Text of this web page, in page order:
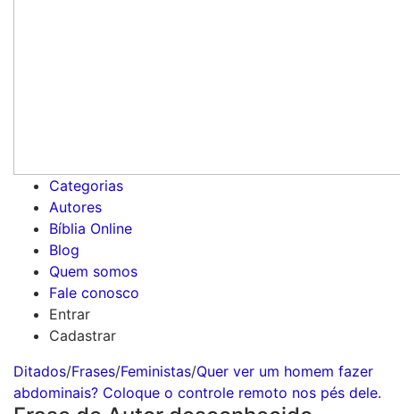
Categorias
Autores
Bíblia Online
Blog
Quem somos
Fale conosco
Entrar
Cadastrar
Ditados/Frases/Feministas/Quer ver um homem fazer
abdominais? Coloque o controle remoto nos pés dele.